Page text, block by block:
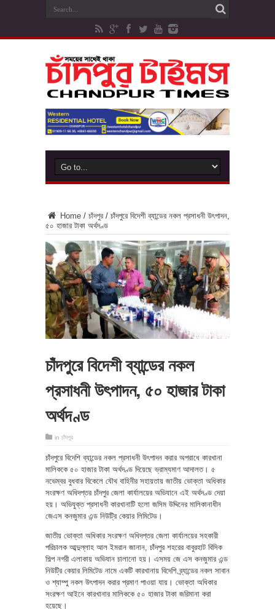
Home / চাঁদপুর / চাঁদপুরে বিদেশী ব্যান্ডের নকল প্রসাধনী উৎপাদন,
৫০ হাজার টাকা অর্থদণ্ড
চাঁদপুরে বিদেশী ব্যান্ডের নকল
প্রসাধনী উৎপাদন, ৫০ হাজার টাকা
অর্থদণ্ড
in চাঁদপুর
চাঁদপুরে বিদেশি ব্যান্ডের নকল প্রসাধনী উৎপাদন করার অপরাধে কারখানা
মালিককে ৫০ হাজার টাকা অর্থদণ্ড দিয়েছে ভ্রাম্যমাণ আদালত। ৫
নভেম্বর বুধবার বিকেলে যৌথ বাহিনীর সহায়তায় জাতীয় ভোক্তা অধিকার
সংরক্ষণ অধিদপ্তর চাঁদপুর জেলা কার্যালয়ের অভিযানে এই অর্থদণ্ড দেয়া
হয়। ‌অভিযুক্ত প্রসাধনী কারখানাটি হলো জসিম উদ্দিনের মালিকানাধীন
জেএস কনজুমার এন্ড নিউট্রি কেয়ার লিমিটেড।
জাতীয় ভোক্তা অধিকার সংরক্ষণ অধিদপ্তর জেলা কার্যালয়ের সহকারী
পরিচালক আব্দুল্লাহ আল ইমরান জানান, চাঁদপুর শহরের বাবুরহাট বিসিক
শিল্প নগরী এলাকায় অভিযান চালানো হয়। এসময় জে এস কনজুমার এন্ড
নিউট্রি কেয়ার লিমিটেড নামে একটি কারখানায় বিদেশি ব্র্যান্ডের নকল সাবান
ও শ্যাম্পু নকল উৎপাদন করার প্রমাণ পাওয়া যায়। ভোক্তা অধিকার
সংরক্ষণ আইনে কারখানার মালিককে ৫০ হাজার টাকা জরিমানা করা
হয়েছে।